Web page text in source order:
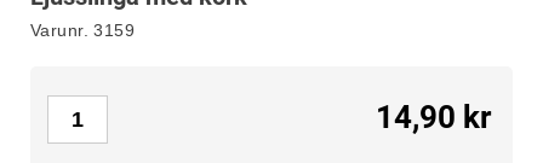
Varunr. 3159
14,90 kr